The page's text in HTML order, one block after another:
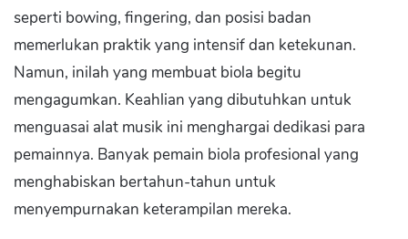
seperti bowing, fingering, dan posisi badan
memerlukan praktik yang intensif dan ketekunan.
Namun, inilah yang membuat biola begitu
mengagumkan. Keahlian yang dibutuhkan untuk
menguasai alat musik ini menghargai dedikasi para
pemainnya. Banyak pemain biola profesional yang
menghabiskan bertahun-tahun untuk
menyempurnakan keterampilan mereka.